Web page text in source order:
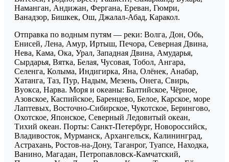
Наманган, Андижан, Фергана, Ереван, Гюмри,
Ванадзор, Бишкек, Ош, Джалал-Абад, Каракол.
Отправка по водным путям — реки: Волга, Дон, Обь,
Енисей, Лена, Амур, Иртыш, Печора, Северная Двина,
Нева, Кама, Ока, Урал, Западная Двина, Амударья,
Сырдарья, Вятка, Белая, Чусовая, Тобол, Ангара,
Селенга, Колыма, Индигирка, Яна, Олёнек, Анабар,
Хатанга, Таз, Пур, Надым, Мезень, Онега, Свирь,
Вуокса, Нарва. Моря и океаны: Балтийское, Чёрное,
Азовское, Каспийское, Баренцево, Белое, Карское, море
Лаптевых, Восточно-Сибирское, Чукотское, Берингово,
Охотское, Японское, Северный Ледовитый океан,
Тихий океан. Порты: Санкт-Петербург, Новороссийск,
Владивосток, Мурманск, Архангельск, Калининград,
Астрахань, Ростов-на-Дону, Таганрог, Туапсе, Находка,
Ванино, Магадан, Петропавловск-Камчатский,